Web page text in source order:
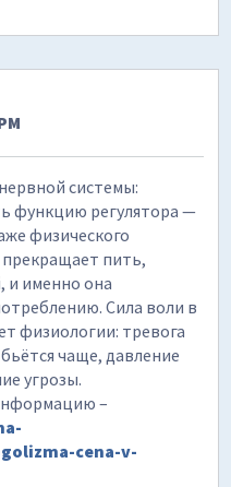
системы:
функцию регулятора —
физического
прекращает пить,
и именно она
Сила воли в
физиологии: тревога
чаще, давление
угрозы.
–
cena-v-